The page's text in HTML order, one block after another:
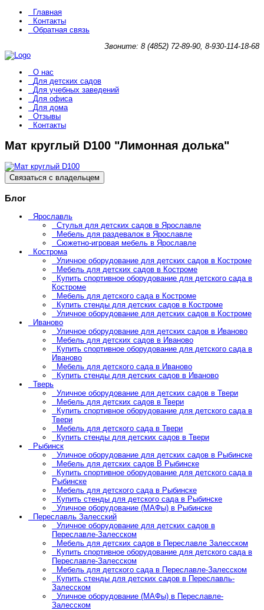
Главная
Контакты
Обратная связь
Звоните: 8 (4852) 72-89-90, 8-930-114-18-68
О нас
Для детских садов
Для учебных заведений
Для офиса
Для дома
Отзывы
Контакты
Мат круглый D100 "Лимонная долька"
Связаться с владельцем
Блог
Ярославль
Стулья для детских садов в Ярославле
Мебель для раздевалок в Ярославле
Сюжетно-игровая мебель в Ярославле
Кострома
Уличное оборудование для детских садов в Костроме
Мебель для детских садов в Костроме
Купить спортивное оборудование для детского сада в
Костроме
Мебель для детского сада в Костроме
Купить стенды для детских садов в Костроме
Уличное оборудование для детских садов в Костроме
Иваново
Уличное оборудование для детских садов в Иваново
Мебель для детских садов в Иваново
Купить спортивное оборудование для детского сада в
Иваново
Мебель для детского сада в Иваново
Купить стенды для детских садов в Иваново
Тверь
Уличное оборудование для детских садов в Твери
Мебель для детских садов в Твери
Купить спортивное оборудование для детского сада в
Твери
Мебель для детского сада в Твери
Купить стенды для детских садов в Твери
Рыбинск
Уличное оборудование для детских садов в Рыбинске
Мебель для детских садов В Рыбинске
Купить спортивное оборудование для детского сада в
Рыбинске
Мебель для детского сада в Рыбинске
Купить стенды для детского сада в Рыбинске
Уличное оборудование (МАФы) в Рыбинске
Переславль Залесский
Уличное оборудование для детских садов в
Переславле-Залесском
Мебель для детских садов в Переславле Залесском
Купить спортивное оборудование для детского сада в
Переславле-Залесском
Мебель для детского сада в Переславле-Залесском
Купить стенды для детских садов в Переславль-
Залесском
Уличное оборудование (МАФы) в Переславле-
Залесском